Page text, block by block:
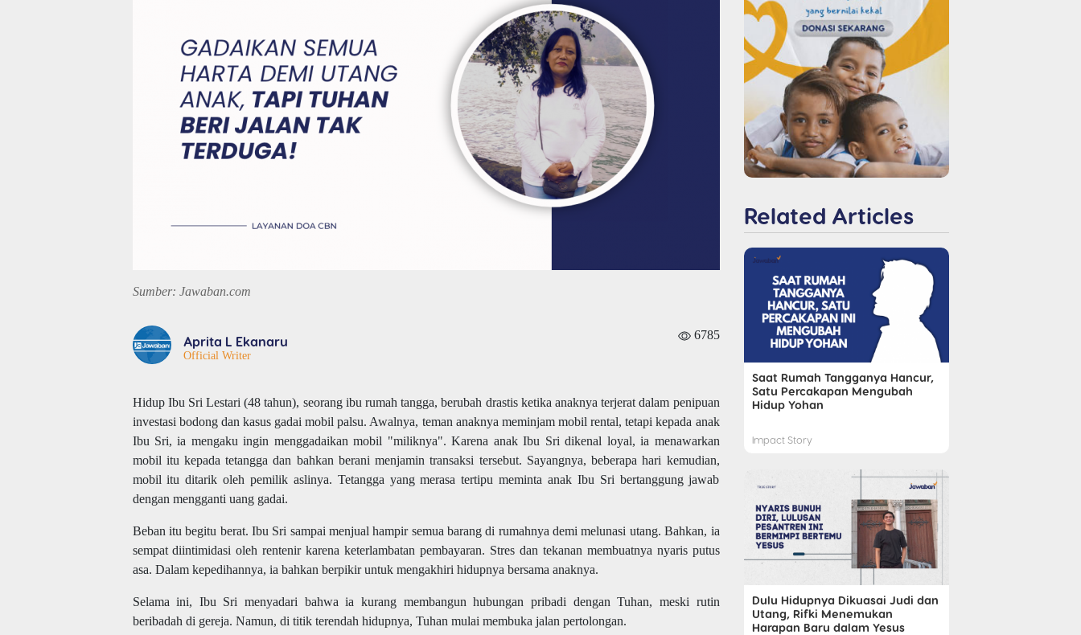
Sumber: Jawaban.com
Aprita L Ekanaru
Official Writer
6785
Hidup Ibu Sri Lestari (48 tahun), seorang ibu rumah tangga, berubah drastis ketika anaknya terjerat dalam penipuan
investasi bodong dan kasus gadai mobil palsu. Awalnya, teman anaknya meminjam mobil rental, tetapi kepada anak
Ibu Sri, ia mengaku ingin menggadaikan mobil "miliknya". Karena anak Ibu Sri dikenal loyal, ia menawarkan
mobil itu kepada tetangga dan bahkan berani menjamin transaksi tersebut. Sayangnya, beberapa hari kemudian,
mobil itu ditarik oleh pemilik aslinya. Tetangga yang merasa tertipu meminta anak Ibu Sri bertanggung jawab
dengan mengganti uang gadai.
Beban itu begitu berat. Ibu Sri sampai menjual hampir semua barang di rumahnya demi melunasi utang. Bahkan, ia
sempat diintimidasi oleh rentenir karena keterlambatan pembayaran. Stres dan tekanan membuatnya nyaris putus
asa. Dalam kepedihannya, ia bahkan berpikir untuk mengakhiri hidupnya bersama anaknya.
Selama ini, Ibu Sri menyadari bahwa ia kurang membangun hubungan pribadi dengan Tuhan, meski rutin
beribadah di gereja. Namun, di titik terendah hidupnya, Tuhan mulai membuka jalan pertolongan.
Related Articles
Saat Rumah Tangganya Hancur,
Satu Percakapan Mengubah
Hidup Yohan
Impact Story
Dulu Hidupnya Dikuasai Judi dan
Utang, Rifki Menemukan
Harapan Baru dalam Yesus